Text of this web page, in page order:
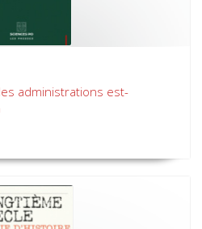
administrations est-